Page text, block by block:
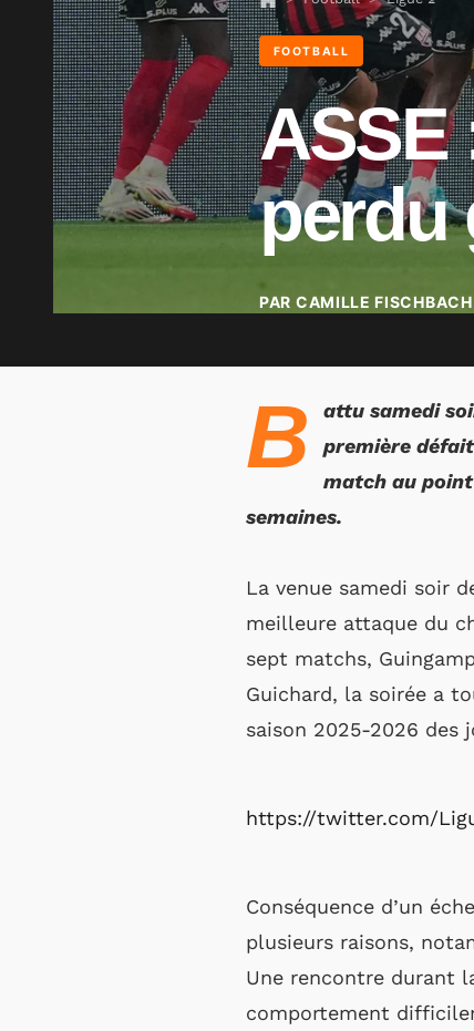
FOOTBALL
ASSE
perdu
PAR CAMILLE FISCHBACH
B
attu samedi
première
match au
semaines.
La venue samedi soir
meilleure attaque du
sept matchs,
Guichard, la soirée a
saison 2025-2026 des
https://twitter.com/
Conséquence d’un
plusieurs raisons,
Une rencontre durant
comportement